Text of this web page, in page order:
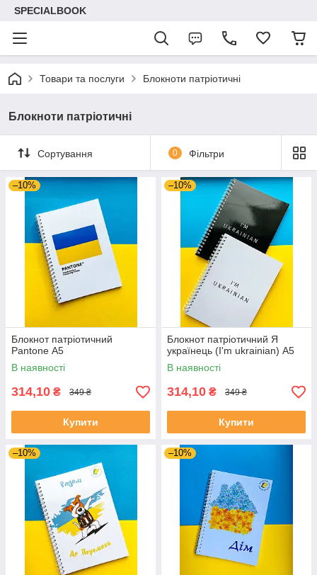
SPECIALBOOK
Товари та послуги Блокноти патріотичні
Блокноти патріотичні
Сортування 0 Фільтри
–10%
Блокнот патріотичний
Pantone А5
В наявності
314,10 ₴ 349 ₴
Купити
–10%
Блокнот патріотичний Я
українець (I'm ukrainian) А5
В наявності
314,10 ₴ 349 ₴
Купити
–10% –10%